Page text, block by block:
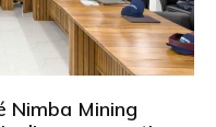
Nimba Mining